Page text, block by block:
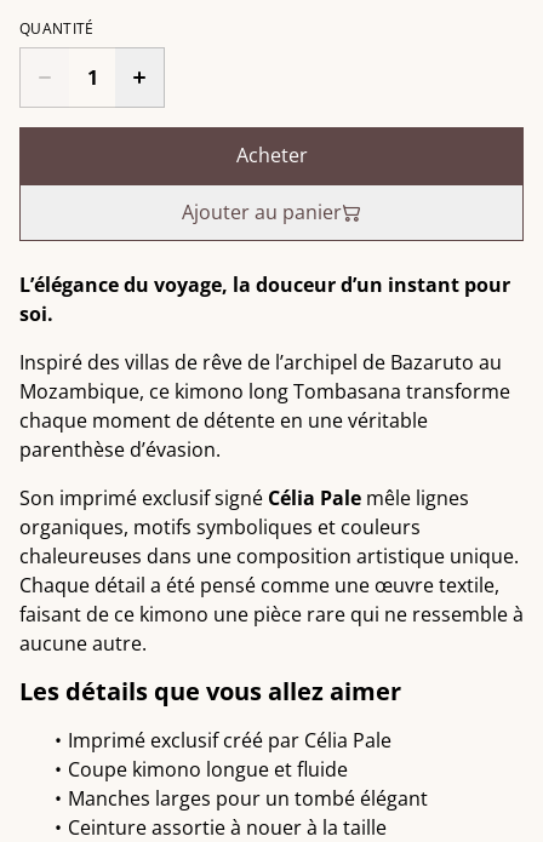
QUANTITÉ
Acheter
Ajouter au panier
L’élégance du voyage, la douceur d’un instant pour
soi.
Inspiré des villas de rêve de l’archipel de Bazaruto au
Mozambique, ce kimono long Tombasana transforme
chaque moment de détente en une véritable
parenthèse d’évasion.
Son imprimé exclusif signé Célia Pale mêle lignes
organiques, motifs symboliques et couleurs
chaleureuses dans une composition artistique unique.
Chaque détail a été pensé comme une œuvre textile,
faisant de ce kimono une pièce rare qui ne ressemble à
aucune autre.
Les détails que vous allez aimer
Imprimé exclusif créé par Célia Pale
Coupe kimono longue et fluide
Manches larges pour un tombé élégant
Ceinture assortie à nouer à la taille